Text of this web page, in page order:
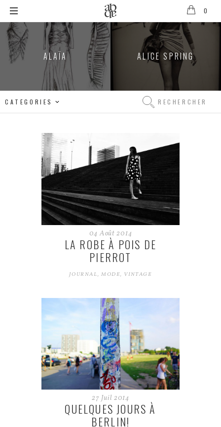
ALIX
B.
D'ANTHENAY
0
ALAÏA ALICE SPRING
Rechercher
Rechercher
04 Août 2014
LA ROBE À POIS DE
PIERROT
JOURNAL,MODE, VINTAGE
27 Juil 2014
QUELQUES JOURS À
BERLIN!